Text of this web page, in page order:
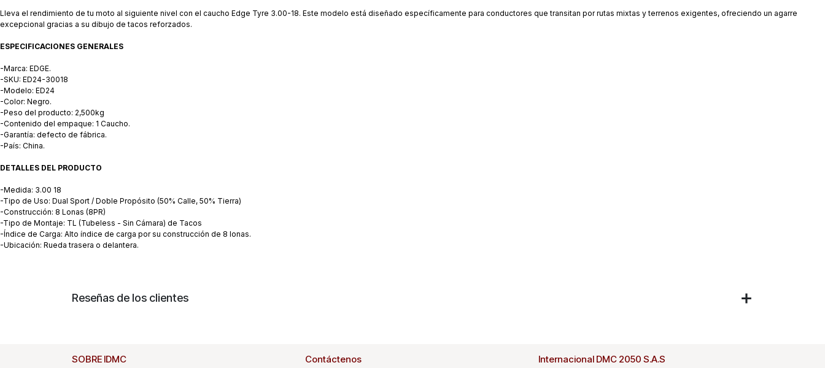
​Lleva el rendimiento de tu moto al siguiente nivel con el caucho Edge Tyre 3.00-18. Este modelo está diseñado específicamente para conductores que transitan por rutas mixtas y terrenos exigentes, ofreciendo un agarre
excepcional gracias a su dibujo de tacos reforzados.
ESPECIFICACIONES GENERALES
-Marca: EDGE.
-SKU: ED24-30018
-Modelo: ED24
-Color: Negro.
-Peso del producto: 2,500kg
-Contenido del empaque: 1 Caucho.
-Garantía: defecto de fábrica.
-País: China.
DETALLES DEL PRODUCTO
-Medida: 3.00 18
-Tipo de Uso: Dual Sport / Doble Propósito (50% Calle, 50% Tierra)
-Construcción: 8 Lonas (8PR)
-Tipo de Montaje: TL (Tubeless - Sin Cámara) de Tacos
-Índice de Carga: Alto índice de carga por su construcción de 8 lonas.
-Ubicación: Rueda trasera o delantera.
Reseñas de los clientes
SOBRE IDMC Contáctenos Internacional DMC 2050 S.A.S